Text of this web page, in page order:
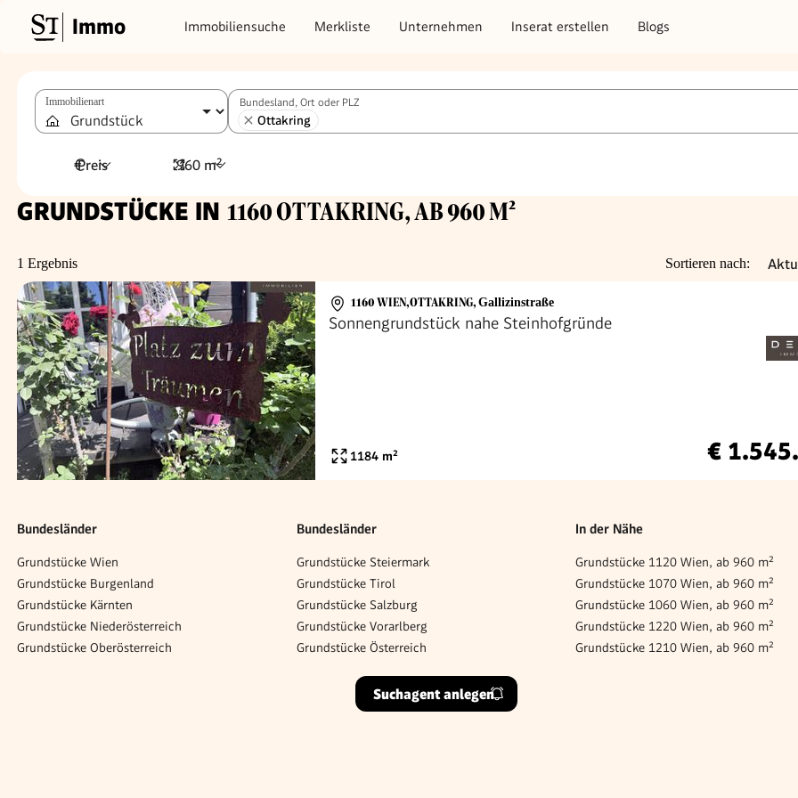
Immo Immobiliensuche Merkliste Unternehmen Inserat erstellen Blogs
Immobilienart Bundesland, Ort oder PLZ
Ottakring
Preis 960 m²
GRUNDSTÜCKE IN 1160 OTTAKRING, AB 960 M²
1 Ergebnis Sortieren nach:
1160 WIEN,OTTAKRING, Gallizinstraße
Sonnengrundstück nahe Steinhofgründe
1184 m² €
Bundesländer
Grundstücke Wien
Grundstücke Burgenland
Grundstücke Kärnten
Grundstücke Niederösterreich
Grundstücke Oberösterreich
Bundesländer
Grundstücke Steiermark
Grundstücke Tirol
Grundstücke Salzburg
Grundstücke Vorarlberg
Grundstücke Österreich
In der Nähe
Grundstücke 1120 Wien, ab 960 m²
Grundstücke 1070 Wien, ab 960 m²
Grundstücke 1060 Wien, ab 960 m²
Grundstücke 1220 Wien, ab 960 m²
Grundstücke 1210 Wien, ab 960 m²
Suchagent anlegen